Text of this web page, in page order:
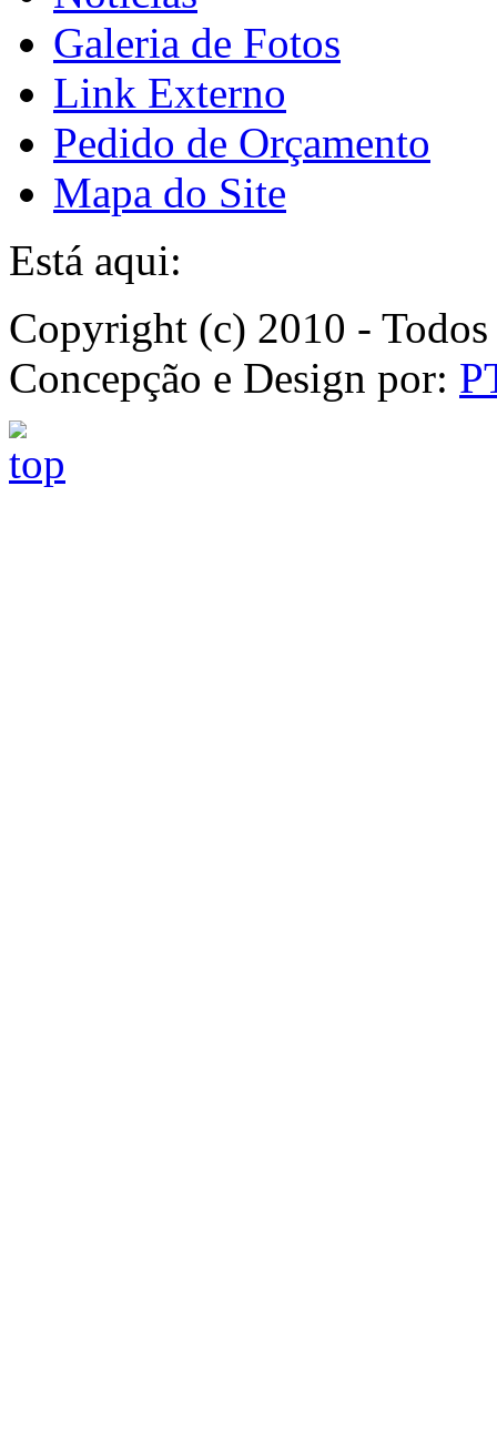
Galeria de Fotos
Link Externo
Pedido de Orçamento
Mapa do Site
Está aqui:
Copyright (c) 2010 -
Concepção e Design por: